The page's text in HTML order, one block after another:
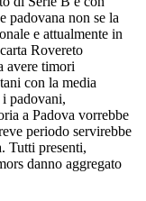
padovana non se la
e attualmente in
Rovereto
avere timori
con la media
padovani,
a Padova vorrebbe
periodo servirebbe
Tutti presenti,
danno aggregato